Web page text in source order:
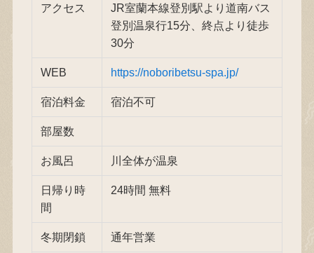
アクセス
JR室蘭本線登別駅より道南バス
登別温泉行15分、終点より徒歩
30分
WEB https://noboribetsu-spa.jp/
宿泊料金 宿泊不可
部屋数
お風呂 川全体が温泉
日帰り時
間
24時間 無料
冬期閉鎖 通年営業